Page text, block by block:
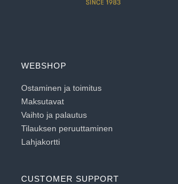
WEBSHOP
Ostaminen ja toimitus
Maksutavat
Vaihto ja palautus
Tilauksen peruuttaminen
Lahjakortti
CUSTOMER SUPPORT